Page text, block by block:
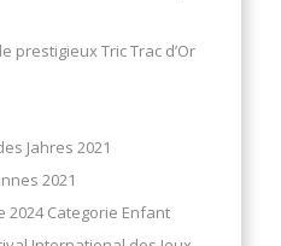
prestigieux Tric Trac d’Or
Jahres 2021
2021
2024 Categorie Enfant